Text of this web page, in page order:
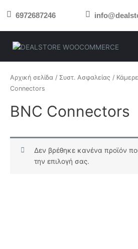
στο 6972687246
Αρχική σελίδα / Συστ. Ασφαλείας /
Connectors
BNC Connectors
Δεν βρέθηκε κανένα προϊόν
την επιλογή σας.